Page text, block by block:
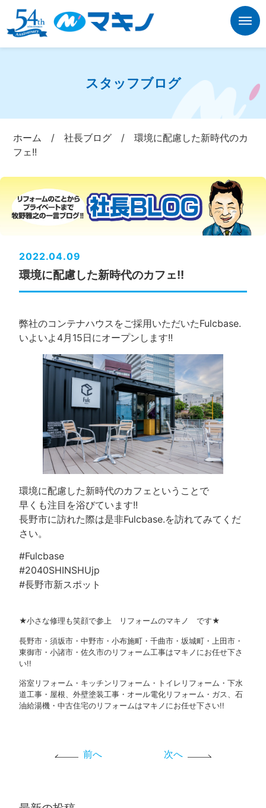
スタッフブログ
ホーム /社長ブログ /環境に配慮した新時代のカ
フェ!!
2022.04.09
環境に配慮した新時代のカフェ!!
弊社のコンテナハウスをご採用いただいたFulcbase.
いよいよ4月15日にオープンします!!
環境に配慮した新時代のカフェということで
早くも注目を浴びています!!
長野市に訪れた際は是非Fulcbase.を訪れてみてくだ
さい。
#Fulcbase
#2040SHINSHUjp
#長野市新スポット
★小さな修理も笑顔で参上 リフォームのマキノ です★
長野市・須坂市・中野市・小布施町・千曲市・坂城町・上田市・
東御市・小諸市・佐久市のリフォーム工事はマキノにお任せ下さ
い!!
浴室リフォーム・キッチンリフォーム・トイレリフォーム・下水
道工事・屋根、外壁塗装工事・オール電化リフォーム・ガス、石
油給湯機・中古住宅のリフォームはマキノにお任せ下さい!!
前へ 次へ